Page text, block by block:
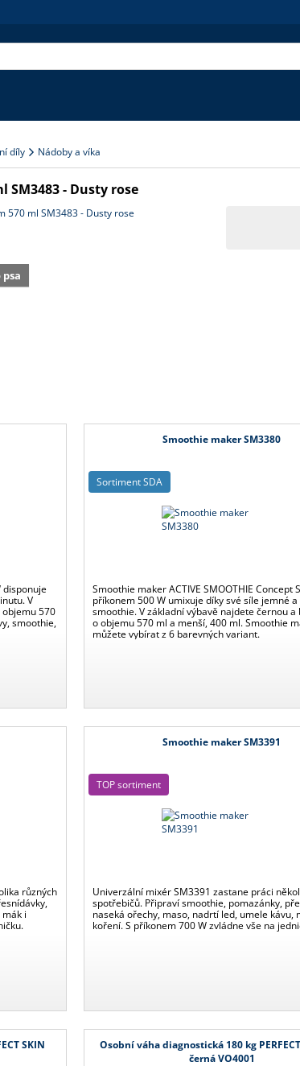
díly Nádoby a víka
SM3483 - Dusty rose
disponuje
V
570
smoothie,
Smoothie maker SM3380
Smoothie maker ACTIVE SMOOTHIE Concept
příkonem 500 W umixuje díky své síle jemné
smoothie. V základní výbavě najdete černou a
o objemu 570 ml a menší, 400 ml. Smoothie
můžete vybírat z 6 barevných variant.
Sortiment SDA
různých
i
Smoothie maker SM3391
Univerzální mixér SM3391 zastane práci
spotřebičů. Připraví smoothie, pomazánky,
naseká ořechy, maso, nadrtí led, umele kávu,
koření. S příkonem 700 W zvládne vše na
TOP sortiment
SKIN
Osobní váha diagnostická 180 kg
černá VO4001